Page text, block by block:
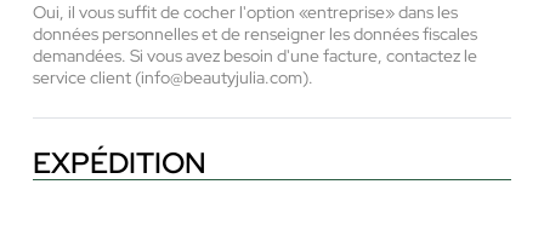
Oui, il vous suffit de cocher l'option «entreprise» dans les
données personnelles et de renseigner les données fiscales
demandées. Si vous avez besoin d'une facture, contactez le
service client (info@beautyjulia.com).
EXPÉDITION